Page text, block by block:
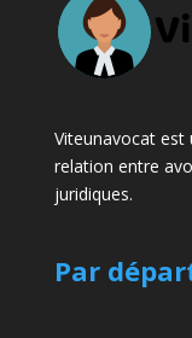
Viteunavocat est
relation entre
juridiques.
Par